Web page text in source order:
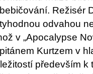
Režisér
odvahou
v „Apocalypse
Kurtzem v
především k